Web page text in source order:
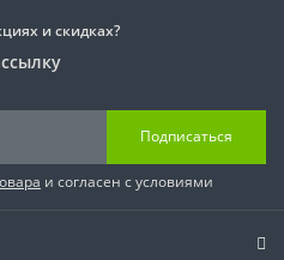
и скидках?
Подписаться
и согласен с условиями